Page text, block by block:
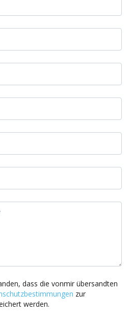
dass die vonmir übersandten
zur
werden.